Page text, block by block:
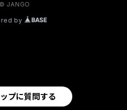
プに質問する
© JANGO
by